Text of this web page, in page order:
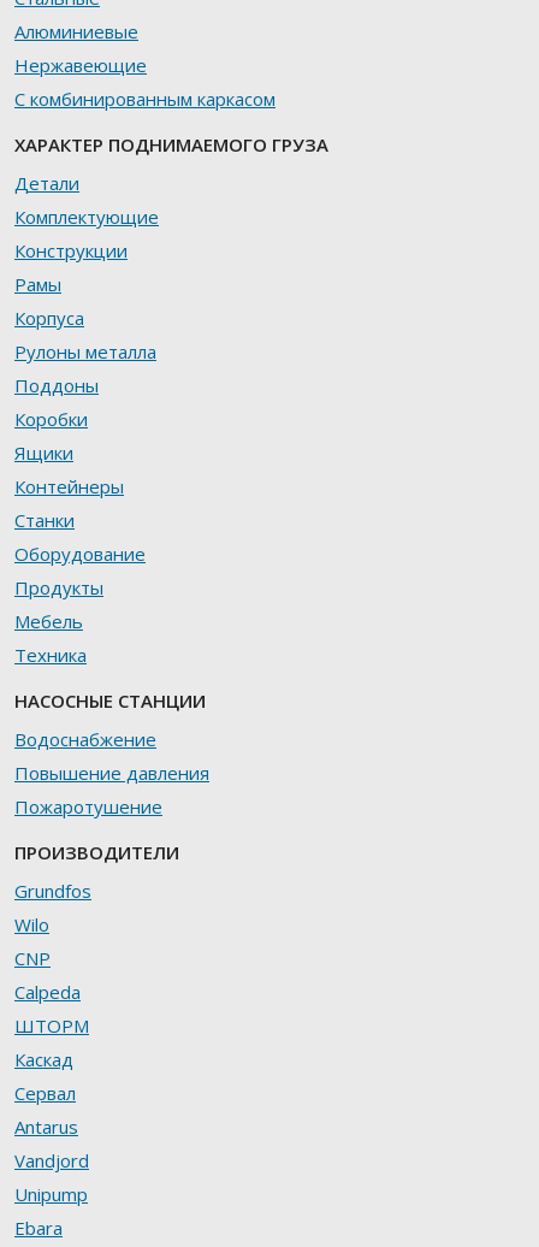
Алюминиевые
Нержавеющие
С комбинированным каркасом
ХАРАКТЕР ПОДНИМАЕМОГО ГРУЗА
Детали
Комплектующие
Конструкции
Рамы
Корпуса
Рулоны металла
Поддоны
Коробки
Ящики
Контейнеры
Станки
Оборудование
Продукты
Мебель
Техника
НАСОСНЫЕ СТАНЦИИ
Водоснабжение
Повышение давления
Пожаротушение
ПРОИЗВОДИТЕЛИ
Grundfos
Wilo
CNP
Calpeda
ШТОРМ
Каскад
Сервал
Antarus
Vandjord
Unipump
Ebara